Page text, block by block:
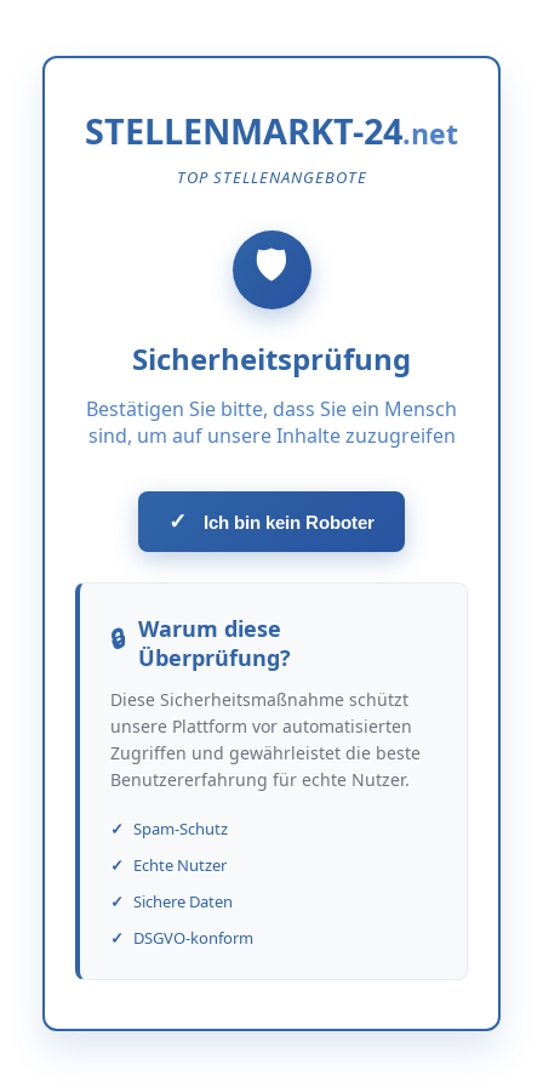
STELLENMARKT-24
TOP STELLENANGEBOTE
Sicherheitsprüfung
Bestätigen Sie bitte, dass Sie ein Mensch
sind, um auf unsere Inhalte zuzugreifen
✓ Ich bin kein Roboter
Warum diese
Überprüfung?
Diese Sicherheitsmaßnahme schützt
unsere Plattform vor automatisierten
Zugriffen und gewährleistet die beste
Benutzererfahrung für echte Nutzer.
Spam-Schutz
Echte Nutzer
Sichere Daten
DSGVO-konform